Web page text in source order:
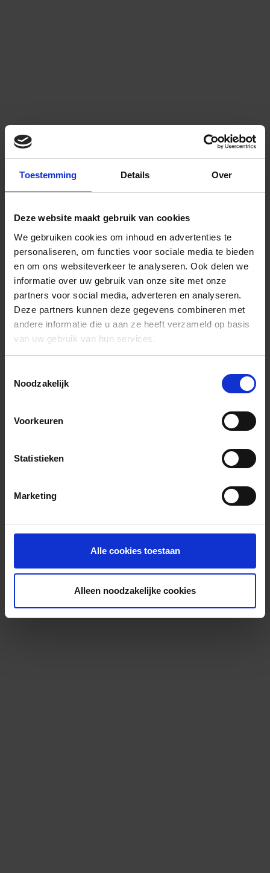
Toestemming Details Over
Deze website maakt gebruik van cookies
We gebruiken cookies om inhoud en advertenties te
personaliseren, om functies voor sociale media te bieden
en om ons websiteverkeer te analyseren. Ook delen we
informatie over uw gebruik van onze site met onze
partners voor social media, adverteren en analyseren.
Deze partners kunnen deze gegevens combineren met
andere informatie die u aan ze heeft verzameld op basis
van uw gebruik van hun services.
Noodzakelijk
Voorkeuren
Statistieken
Marketing
Alle cookies toestaan
Alleen noodzakelijke cookies